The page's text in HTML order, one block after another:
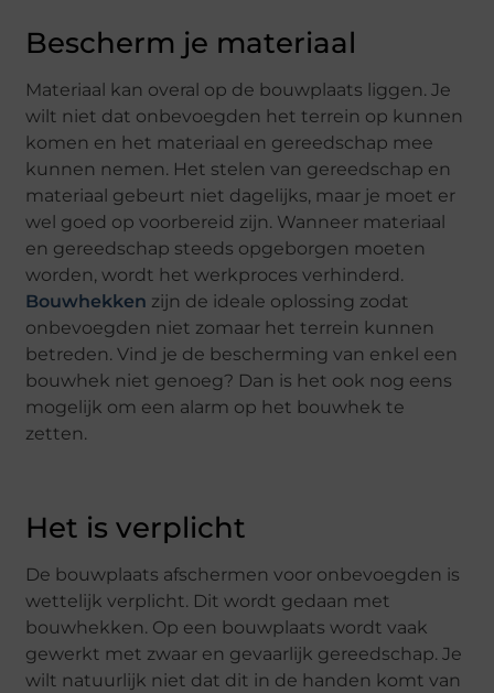
Bescherm je materiaal
Materiaal kan overal op de bouwplaats liggen. Je
wilt niet dat onbevoegden het terrein op kunnen
komen en het materiaal en gereedschap mee
kunnen nemen. Het stelen van gereedschap en
materiaal gebeurt niet dagelijks, maar je moet er
wel goed op voorbereid zijn. Wanneer materiaal
en gereedschap steeds opgeborgen moeten
worden, wordt het werkproces verhinderd.
Bouwhekken zijn de ideale oplossing zodat
onbevoegden niet zomaar het terrein kunnen
betreden. Vind je de bescherming van enkel een
bouwhek niet genoeg? Dan is het ook nog eens
mogelijk om een alarm op het bouwhek te
zetten.
Het is verplicht
De bouwplaats afschermen voor onbevoegden is
wettelijk verplicht. Dit wordt gedaan met
bouwhekken. Op een bouwplaats wordt vaak
gewerkt met zwaar en gevaarlijk gereedschap. Je
wilt natuurlijk niet dat dit in de handen komt van